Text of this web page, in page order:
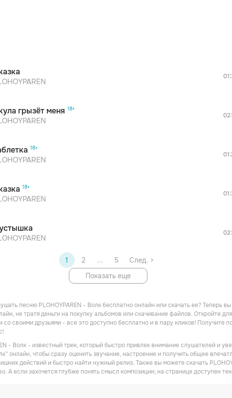
грызёт меня
1 2 ... 5
След. >
Показать еще
песню PLOHOYPAREN - Волк бесплатно онлайн или скачать ее? Теперь
не тратя деньги на покупку альбомов или скачивание файлов. Откройте
со своими друзьями - все это доступно бесплатно и в пару кликов!
- Волк - известный трек, который быстро привлек внимание слушателей и
онлайн, чтобы сразу оценить звучание, настроение и получить общее
действий и быстро найти нужный релиз. Также вы можете скачать
А если захочется глубже понять смысл композиции, на странице доступен